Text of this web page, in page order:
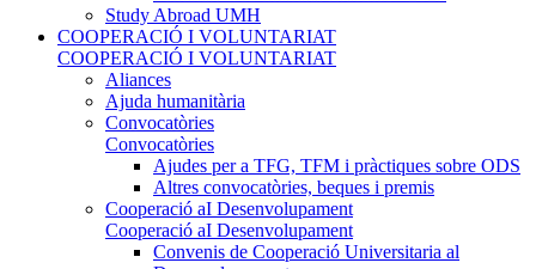
Study Abroad UMH
COOPERACIÓ I VOLUNTARIAT
COOPERACIÓ I VOLUNTARIAT
Aliances
Ajuda humanitària
Convocatòries
Convocatòries
Ajudes per a TFG, TFM i pràctiques sobre ODS
Altres convocatòries, beques i premis
Cooperació aI Desenvolupament
Cooperació aI Desenvolupament
Convenis de Cooperació Universitaria al